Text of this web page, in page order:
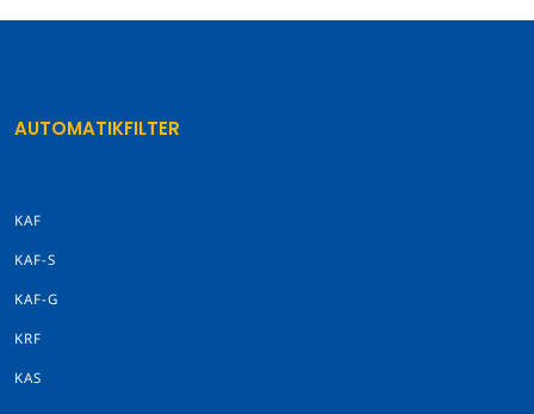
AUTOMATIKFILTER
KAF
KAF-S
KAF-G
KRF
KAS